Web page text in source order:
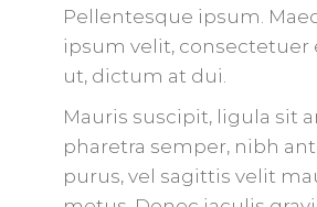
Pellentesque ipsum.
ipsum velit, consectetuer
ut, dictum at dui.
Mauris suscipit, ligula sit
pharetra semper, nibh
purus, vel sagittis velit